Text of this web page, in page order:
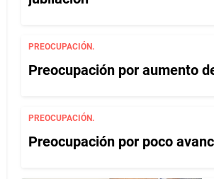
PREOCUPACIÓN.
Preocupación por aumento
PREOCUPACIÓN.
Preocupación por poco